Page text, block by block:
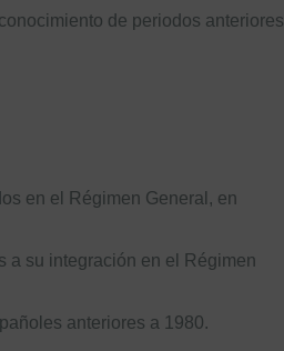
de periodos anteriores
en el Régimen General, en
a su integración en el Régimen
anteriores a 1980.